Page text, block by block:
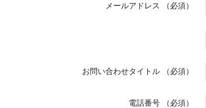
メールアドレス （必須）
お問い合わせタイトル （必須）
電話番号 （必須）